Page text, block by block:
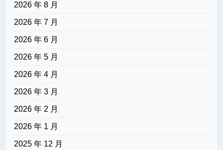
2026 年 8 月
2026 年 7 月
2026 年 6 月
2026 年 5 月
2026 年 4 月
2026 年 3 月
2026 年 2 月
2026 年 1 月
2025 年 12 月